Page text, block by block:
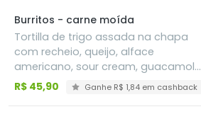
Burritos - carne moída
Tortilla de trigo assada na chapa
com recheio, queijo, alface
americano, sour cream, guacamole
e feijão refrito
R$ 45,90 Ganhe R$ 1,84 em cashback